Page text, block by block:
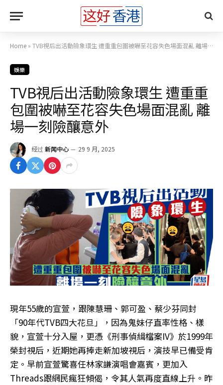
Home » TVB視后出活動險象環生 遭重重包圍被嚇至花容失色場面混亂 離場一刻險釀意外
娛樂
TVB視后出活動險象環生 遭重重
包圍被嚇至花容失色場面混亂 離
場一刻險釀意外
经过 新闻中心 29 9 月, 2025
現年55歲的宣萱，跟陳慧珊、郭可盈、蔡少芬同封
「90年代TVB四大花旦」，因為鬼妹仔直率性格、樣
貌，宣萱十分入屋，更憑《刑事偵緝檔案IV》於1999年
榮封視后，近期她再捧走新加坡視后，演技早已備受肯
定。早前宣萱驚喜任林家謙演唱會嘉賓，更加入
Threads跟網民瘋狂傾偈，令其人氣再度直線上升。昨